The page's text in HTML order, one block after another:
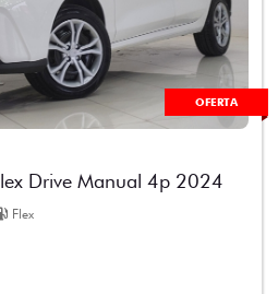
OFERTA
Drive Manual 4p 2024
Flex